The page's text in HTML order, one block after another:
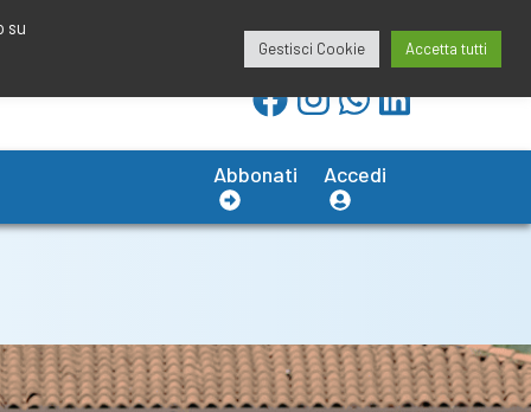
redazione@calciobresciano.it
Abbonati Accedi
su
Gestisci Cookie Accetta tutti